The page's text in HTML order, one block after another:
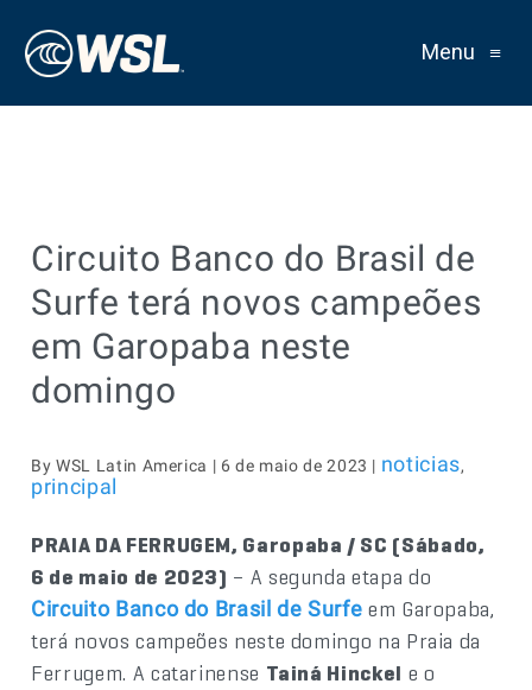
Menu ≡
Circuito Banco do Brasil de
Surfe terá novos campeões
em Garopaba neste
domingo
By WSL Latin America | 6 de maio de 2023 | noticias,
principal
PRAIA DA FERRUGEM, Garopaba / SC (Sábado,
6 de maio de 2023) – A segunda etapa do
Circuito Banco do Brasil de Surfe em Garopaba,
terá novos campeões neste domingo na Praia da
Ferrugem. A catarinense Tainá Hinckel e o